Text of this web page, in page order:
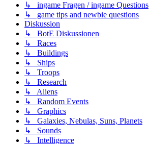
↳ ingame Fragen / ingame Questions
↳ game tips and newbie questions
Diskussion
↳ BotE Diskussionen
↳ Races
↳ Buildings
↳ Ships
↳ Troops
↳ Research
↳ Aliens
↳ Random Events
↳ Graphics
↳ Galaxies, Nebulas, Suns, Planets
↳ Sounds
↳ Intelligence